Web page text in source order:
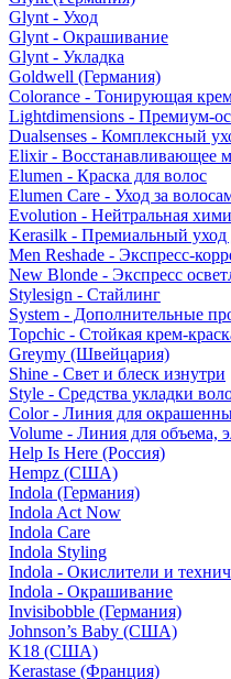
Glynt - Уход
Glynt - Окрашивание
Glynt - Укладка
Goldwell (Германия)
Colorance - Тонирующая
Lightdimensions - Премиум-
Dualsenses - Комплексный
Elixir - Восстанавливающее
Elumen - Краска для волос
Elumen Care - Уход за
Evolution - Нейтральная
Kerasilk - Премиальный уход
Men Reshade - Экспресс-
New Blonde - Экспресс
Stylesign - Стайлинг
System - Дополнительные
Topchic - Стойкая крем-
Greymy (Швейцария)
Shine - Свет и блеск изнутри
Style - Средства укладки
Color - Линия для
Volume - Линия для объема,
Help Is Here (Россия)
Hempz (США)
Indola (Германия)
Indola Act Now
Indola Care
Indola Styling
Indola - Окислители и
Indola - Окрашивание
Invisibobble (Германия)
Johnson’s Baby (США)
K18 (США)
Kerastase (Франция)